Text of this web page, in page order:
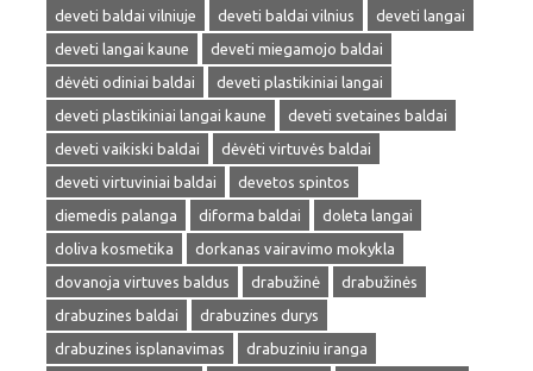
deveti baldai vilniuje deveti baldai vilnius
deveti langai
deveti langai kaune
deveti miegamojo baldai
dėvėti odiniai baldai
deveti plastikiniai langai
deveti plastikiniai langai kaune
deveti svetaines baldai
deveti vaikiski baldai
dėvėti virtuvės baldai
deveti virtuviniai baldai
devetos spintos
diemedis palanga
diforma baldai
doleta langai
doliva kosmetika
dorkanas vairavimo mokykla
dovanoja virtuves baldus
drabužinė
drabužinės
drabuzines baldai
drabuzines durys
drabuzines isplanavimas
drabuziniu iranga